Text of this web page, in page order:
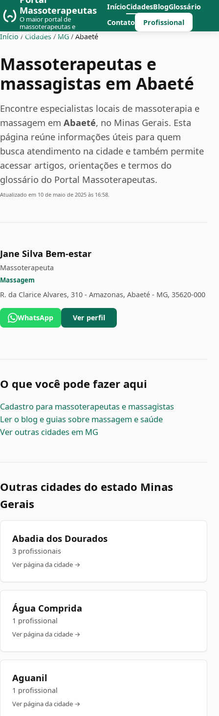
Massoterapeutas
O maior portal de
massoterapeutas e
massagistas do Brasil
InícioCidadesBlogGlossário
Contato
Profissional
Início / Cidades / MG / Abaeté
Massoterapeutas e
massagistas em Abaeté
Encontre especialistas locais de massoterapia e
massagem em Abaeté, no Minas Gerais. Esta
página reúne informações úteis para quem
busca atendimento na cidade e também permite
acessar artigos, orientações e termos do
glossário do Portal Massoterapeutas.
Atualizado em 10 de maio de 2025 às 16:58.
Jane Silva Bem-estar
Massoterapeuta
Massagem
R. da Clarice Alvares, 310 - Amazonas, Abaeté - MG, 35620-000
WhatsApp Ver perfil
O que você pode fazer aqui
Cadastro para massoterapeutas e massagistas
Ler o blog e guias sobre massagem e saúde
Ver outras cidades em MG
Outras cidades do estado Minas
Gerais
Abadia dos Dourados
3 profissionais
Ver página da cidade →
Água Comprida
1 profissional
Ver página da cidade →
Aguanil
1 profissional
Ver página da cidade →